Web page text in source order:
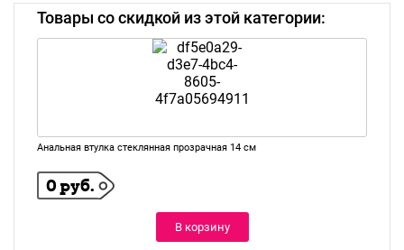
Товары со скидкой из этой категории:
Анальная втулка стеклянная прозрачная 14 см
0 руб.
В корзину